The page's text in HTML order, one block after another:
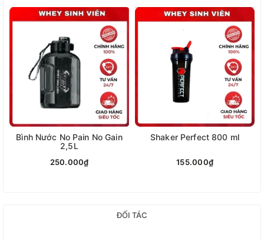
Bình Nước No Pain No Gain
2,5L
250.000₫
Shaker Perfect 800 ml
155.000₫
ĐỐI TÁC